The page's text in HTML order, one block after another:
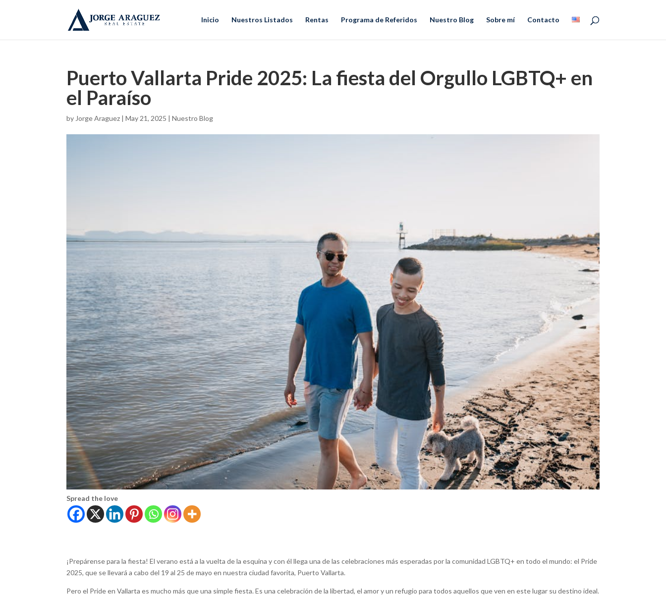
Inicio Nuestros Listados Rentas Programa de Referidos Nuestro Blog Sobre mí Contacto
Puerto Vallarta Pride 2025: La fiesta del Orgullo LGBTQ+ en
el Paraíso
by Jorge Araguez |May 21, 2025 |Nuestro Blog
Spread the love
¡Prepárense para la fiesta! El verano está a la vuelta de la esquina y con él llega una de las celebraciones más esperadas por la comunidad LGBTQ+ en todo el mundo: el Pride
2025, que se llevará a cabo del 19 al 25 de mayo en nuestra ciudad favorita, Puerto Vallarta.
Pero el Pride en Vallarta es mucho más que una simple fiesta. Es una celebración de la libertad, el amor y un refugio para todos aquellos que ven en este lugar su destino ideal.